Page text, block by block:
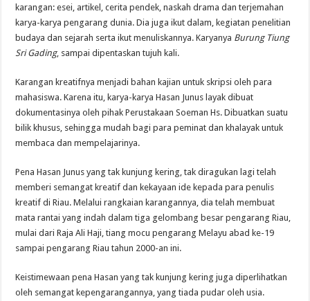
karangan: esei, artikel, cerita pendek, naskah drama dan terjemahan
karya-karya pengarang dunia. Dia juga ikut dalam, kegiatan penelitian
budaya dan sejarah serta ikut menuliskannya. Karyanya Burung Tiung
Sri Gading, sampai dipentaskan tujuh kali.
Karangan kreatifnya menjadi bahan kajian untuk skripsi oleh para
mahasiswa. Karena itu, karya-karya Hasan Junus layak dibuat
dokumentasinya oleh pihak Perustakaan Soeman Hs. Dibuatkan suatu
bilik khusus, sehingga mudah bagi para peminat dan khalayak untuk
membaca dan mempelajarinya.
Pena Hasan Junus yang tak kunjung kering, tak diragukan lagi telah
memberi semangat kreatif dan kekayaan ide kepada para penulis
kreatif di Riau. Melalui rangkaian karangannya, dia telah membuat
mata rantai yang indah dalam tiga gelombang besar pengarang Riau,
mulai dari Raja Ali Haji, tiang mocu pengarang Melayu abad ke-19
sampai pengarang Riau tahun 2000-an ini.
Keistimewaan pena Hasan yang tak kunjung kering juga diperlihatkan
oleh semangat kepengarangannya, yang tiada pudar oleh usia.